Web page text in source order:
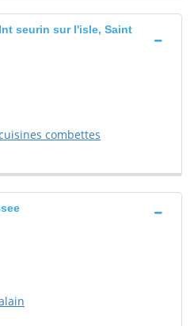
seurin sur l'isle, Saint
combettes